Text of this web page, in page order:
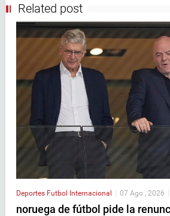
Related post
Deportes Futbol Internacional 07 Ago , 2026
noruega de fútbol pide la